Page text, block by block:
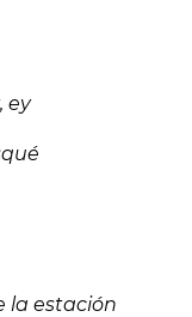
ey
la estación